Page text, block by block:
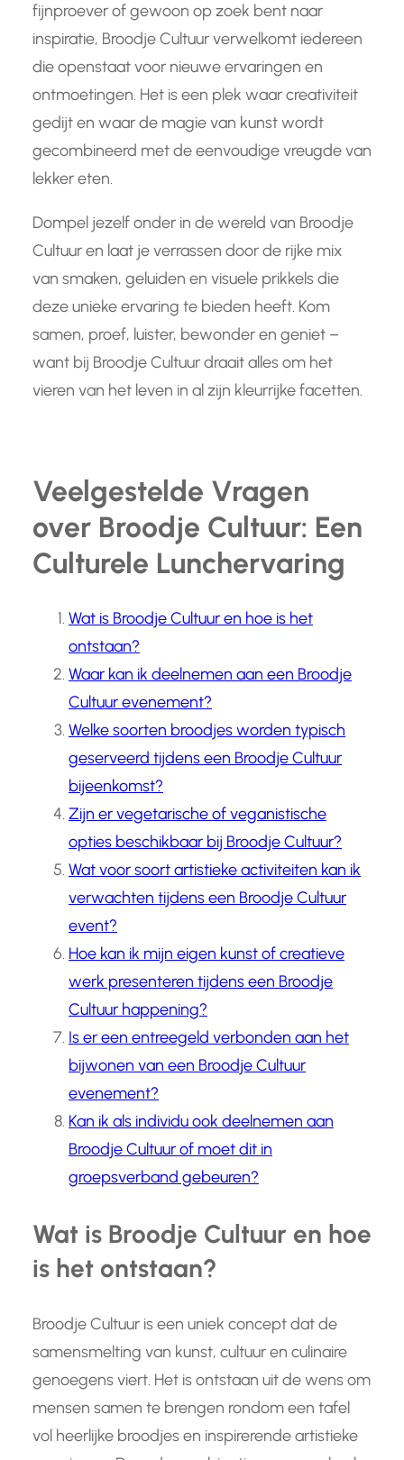
fijnproever of gewoon op zoek bent naar
inspiratie, Broodje Cultuur verwelkomt iedereen
die openstaat voor nieuwe ervaringen en
ontmoetingen. Het is een plek waar creativiteit
gedijt en waar de magie van kunst wordt
gecombineerd met de eenvoudige vreugde van
lekker eten.
Dompel jezelf onder in de wereld van Broodje
Cultuur en laat je verrassen door de rijke mix
van smaken, geluiden en visuele prikkels die
deze unieke ervaring te bieden heeft. Kom
samen, proef, luister, bewonder en geniet –
want bij Broodje Cultuur draait alles om het
vieren van het leven in al zijn kleurrijke facetten.
Veelgestelde Vragen
over Broodje Cultuur: Een
Culturele Lunchervaring
Wat is Broodje Cultuur en hoe is het
ontstaan?
Waar kan ik deelnemen aan een Broodje
Cultuur evenement?
Welke soorten broodjes worden typisch
geserveerd tijdens een Broodje Cultuur
bijeenkomst?
Zijn er vegetarische of veganistische
opties beschikbaar bij Broodje Cultuur?
Wat voor soort artistieke activiteiten kan ik
verwachten tijdens een Broodje Cultuur
event?
Hoe kan ik mijn eigen kunst of creatieve
werk presenteren tijdens een Broodje
Cultuur happening?
Is er een entreegeld verbonden aan het
bijwonen van een Broodje Cultuur
evenement?
Kan ik als individu ook deelnemen aan
Broodje Cultuur of moet dit in
groepsverband gebeuren?
Wat is Broodje Cultuur en hoe
is het ontstaan?
Broodje Cultuur is een uniek concept dat de
samensmelting van kunst, cultuur en culinaire
genoegens viert. Het is ontstaan uit de wens om
mensen samen te brengen rondom een tafel
vol heerlijke broodjes en inspirerende artistieke